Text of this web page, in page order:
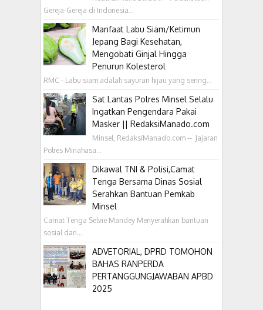
Gereja-Gereja di Indonesia...
Manfaat Labu Siam/Ketimun
Jepang Bagi Kesehatan,
Mengobati Ginjal Hingga
Penurun Kolesterol
RMC - Labu siam adalah sayuran hijau yang sering...
Sat Lantas Polres Minsel Selalu
Ingatkan Pengendara Pakai
Masker || RedaksiManado.com
Minsel, RedaksiManado.com -- Jajaran
Polres Minahasa...
Dikawal TNI & Polisi,Camat
Tenga Bersama Dinas Sosial
Serahkan Bantuan Pemkab
Minsel
Camat Tenga Selvie Mandey Menyerahkan bantuan
sosial dari...
ADVETORIAL, DPRD TOMOHON
BAHAS RANPERDA
PERTANGGUNGJAWABAN APBD
2025